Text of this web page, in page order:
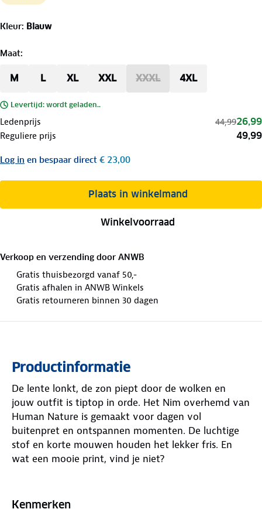
Kleur: Blauw
Maat:
M L XL XXL XXXL 4XL
Levertijd: wordt geladen..
Ledenprijs 44,9926,99
Reguliere prijs 49,99
Log in en bespaar direct € 23,00
Plaats in winkelmand
Winkelvoorraad
Verkoop en verzending door ANWB
Gratis thuisbezorgd vanaf 50,-
Gratis afhalen in ANWB Winkels
Gratis retourneren binnen 30 dagen
Productinformatie
De lente lonkt, de zon piept door de wolken en
jouw outfit is tiptop in orde. Het Nim overhemd van
Human Nature is gemaakt voor dagen vol
buitenpret en ontspannen momenten. De luchtige
stof en korte mouwen houden het lekker fris. En
wat een mooie print, vind je niet?
Door de normale pasvorm zit dit herenoverhemd als
Kenmerken